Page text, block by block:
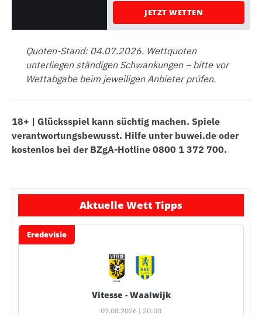
JETZT WETTEN
Quoten-Stand: 04.07.2026. Wettquoten
unterliegen ständigen Schwankungen – bitte vor
Wettabgabe beim jeweiligen Anbieter prüfen.
18+ | Glücksspiel kann süchtig machen. Spiele
verantwortungsbewusst. Hilfe unter buwei.de oder
kostenlos bei der BZgA-Hotline 0800 1 372 700.
Aktuelle Wett Tipps
Eredevisie
Vitesse - Waalwijk
07.08.2026 | 20:00